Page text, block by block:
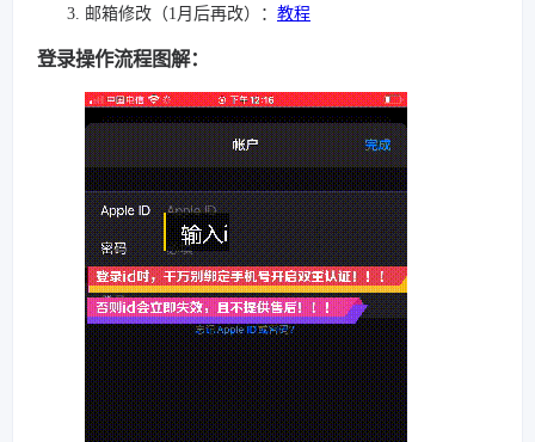
邮箱修改（1月后再改）： 教程
登录操作流程图解：